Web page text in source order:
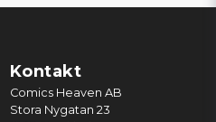
Kontakt
Comics Heaven AB
Stora Nygatan 23